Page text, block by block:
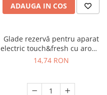
ADAUGA IN COS
Glade rezervă pentru aparat
electric touch&fresh cu aromă
Sandalwood, 10 g
14,74 RON